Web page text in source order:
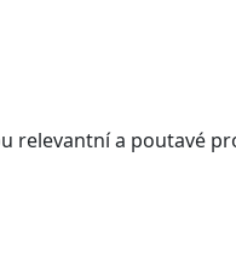
relevantní a poutavé